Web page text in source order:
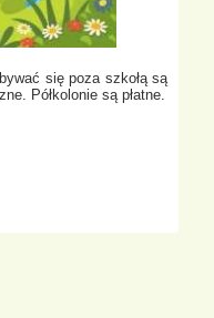
się poza szkołą są
Półkolonie są płatne.